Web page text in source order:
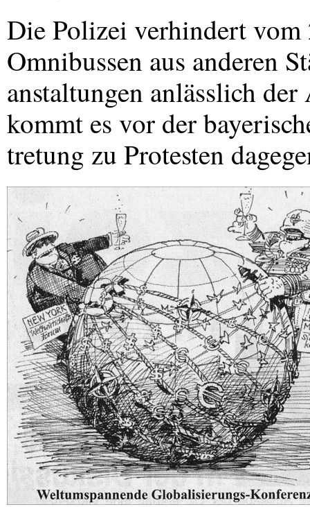
Die Polizei verhindert
Omnibussen aus anderen
anstaltungen anlässlich
kommt es vor der
tretung zu Protesten